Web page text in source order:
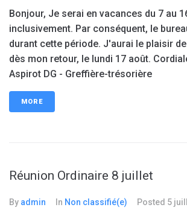
Bonjour, Je serai en vacances du 7 au
inclusivement. Par conséquent, le
durant cette période. J'aurai le plaisir
dès mon retour, le lundi 17 août.
Aspirot DG - Greffière-trésorière
MORE
Réunion Ordinaire 8 juillet
By admin In Non classifié(e) Posted 5